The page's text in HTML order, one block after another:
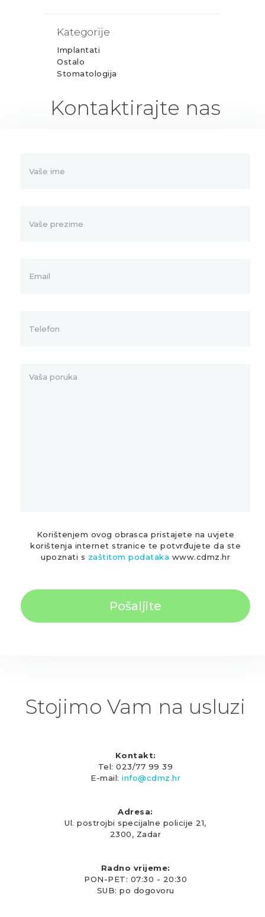
Kategorije
Implantati
Ostalo
Stomatologija
Kontaktirajte nas
Korištenjem ovog obrasca pristajete na uvjete
korištenja internet stranice te potvrđujete da ste
upoznati s zaštitom podataka www.cdmz.hr
Stojimo Vam na usluzi
Kontakt:
Tel: 023/77 99 39
E-mail: info@cdmz.hr
Adresa:
Ul. postrojbi specijalne policije 21,
2300, Zadar
Radno vrijeme:
PON-PET: 07:30 - 20:30
SUB: po dogovoru